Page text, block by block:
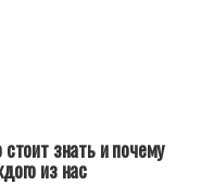
знать и почему
из нас